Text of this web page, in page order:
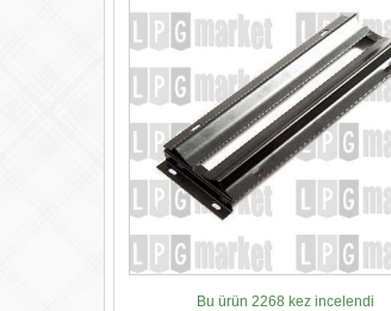
Bu ürün 2268 kez incelendi